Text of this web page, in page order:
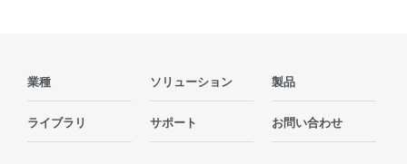
業種 ソリューション 製品
ライブラリ サポート お問い合わせ